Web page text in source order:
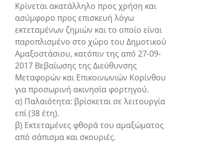
Κρίνεται ακατάλληλο προς χρήση και
ασύμφορο προς επισκευή λόγω
εκτεταμένων ζημιών και το οποίο είναι
παροπλισμένο στο χώρο του Δημοτικού
Αμαξοστάσιου, κατόπιν της από 27-09-
2017 Βεβαίωσης της Διεύθυνσης
Μεταφορών και Επικοινωνιών Κορίνθου
για προσωρινή ακινησία φορτηγού.
α) Παλαιότητα: βρίσκεται σε λειτουργία
επί (38 έτη).
β) Εκτεταμένες φθορά του αμαξώματος
από σάπισμα και σκουριές.